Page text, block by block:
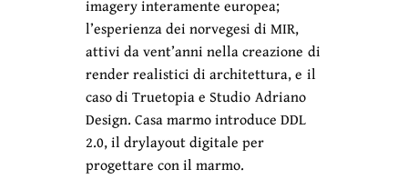
imagery interamente europea;
l’esperienza dei norvegesi di MIR,
attivi da vent’anni nella creazione di
render realistici di architettura, e il
caso di Truetopia e Studio Adriano
Design. Casa marmo introduce DDL
2.0, il drylayout digitale per
progettare con il marmo.